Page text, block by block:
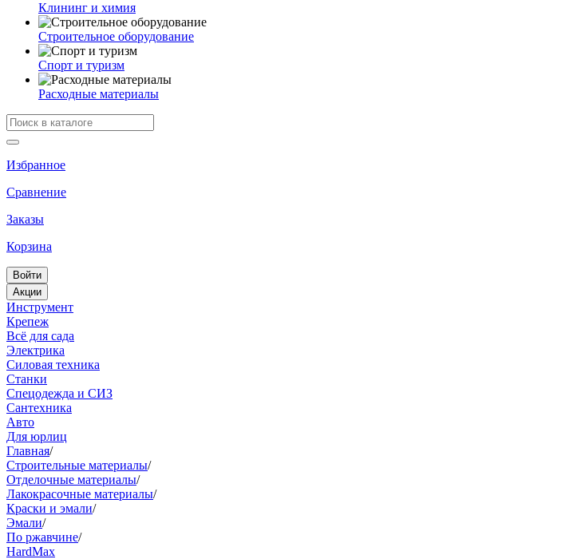
Клининг и химия
Строительное оборудование
Спорт и туризм
Расходные материалы
Избранное
Сравнение
Заказы
Корзина
Войти
Акции
Инструмент
Крепеж
Всё для сада
Электрика
Силовая техника
Станки
Спецодежда и СИЗ
Сантехника
Авто
Для юрлиц
Главная/
Строительные материалы/
Отделочные материалы/
Лакокрасочные материалы/
Краски и эмали/
Эмали/
По ржавчине/
HardMax